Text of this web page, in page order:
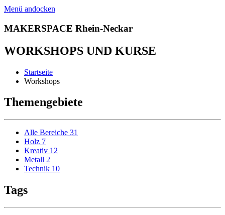
Menü andocken
MAKERSPACE Rhein-Neckar
WORKSHOPS UND KURSE
Startseite
Workshops
Themengebiete
Alle Bereiche 31
Holz 7
Kreativ 12
Metall 2
Technik 10
Tags